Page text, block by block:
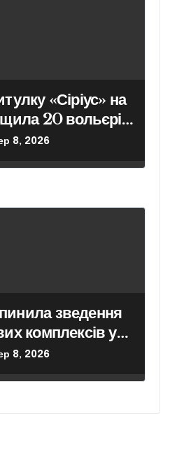
«Сіріус» на
20 вольєрів
8, 2026
зведення
комплексів у
8, 2026